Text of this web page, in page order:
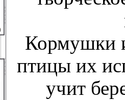
Кормушки
птицы их
учит